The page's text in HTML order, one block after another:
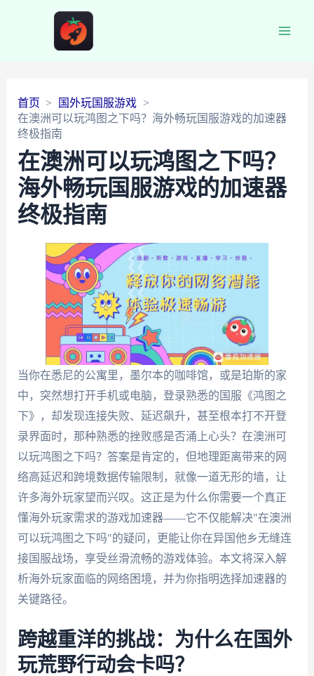
首页
国外玩国服游戏
在澳洲可以玩鸿图之下吗？海外畅玩国服游戏的加速器
终极指南
在澳洲可以玩鸿图之下吗？
海外畅玩国服游戏的加速器
终极指南
当你在悉尼的公寓里，墨尔本的咖啡馆，或是珀斯的家
中，突然想打开手机或电脑，登录熟悉的国服《鸿图之
下》，却发现连接失败、延迟飙升，甚至根本打不开登
录界面时，那种熟悉的挫败感是否涌上心头？在澳洲可
以玩鸿图之下吗？答案是肯定的，但地理距离带来的网
络高延迟和跨境数据传输限制，就像一道无形的墙，让
许多海外玩家望而兴叹。这正是为什么你需要一个真正
懂海外玩家需求的游戏加速器——它不仅能解决"在澳洲
可以玩鸿图之下吗"的疑问，更能让你在异国他乡无缝连
接国服战场，享受丝滑流畅的游戏体验。本文将深入解
析海外玩家面临的网络困境，并为你指明选择加速器的
关键路径。
跨越重洋的挑战：为什么在国外
玩荒野行动会卡吗？